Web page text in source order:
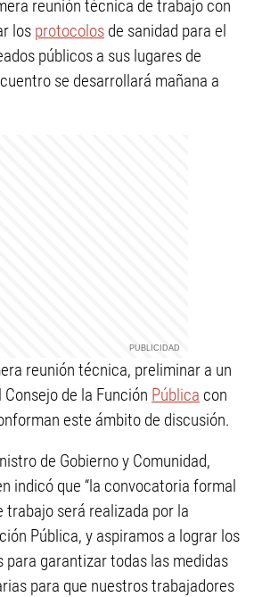
reunión técnica de trabajo con
los protocolos de sanidad para el
públicos a sus lugares de
se desarrollará mañana a
reunión técnica, preliminar a un
de la Función Pública con
este ámbito de discusión.
de Gobierno y Comunidad,
indicó que “la convocatoria formal
trabajo será realizada por la
Pública, y aspiramos a lograr los
para garantizar todas las medidas
para que nuestros trabajadores